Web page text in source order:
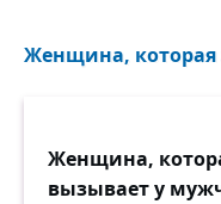
Женщина, которая
Женщина,
вызывает у